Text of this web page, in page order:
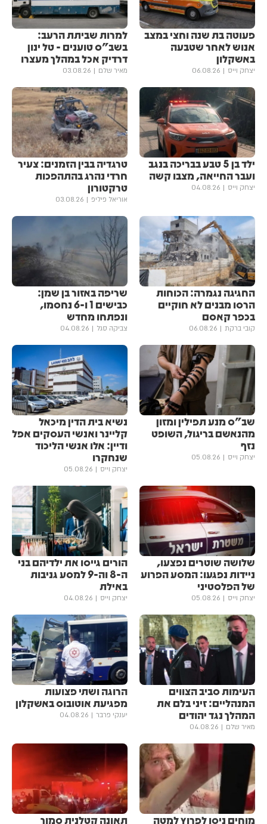
פעוטה בת שנה וחצי במצב
אנוש לאחר שטבעה
באשקלון
יצחק וייס 06.08.26
למרות שביתת הרעב:
בשב"ס טוענים - טל ינון
דרדיק אכל במהלך מעצרו
מאיר שלם 03.08.26
ילד בן 5 טבע בבריכה בנגב
ועבר החייאה, מצבו קשה
יצחק וייס 04.08.26
טרגדיה בבין הזמנים: צעיר
חרדי נהרג בהתהפכות
טרקטורון
אוריאל פיליפ 03.08.26
החגיגה נגמרה: הכוחות
הרסו מבנים לא חוקיים
בכפר קאסם
קובי ברקת 06.08.26
שריפה באזור בן שמן:
כבישים 1 ו-6 נחסמו,
ונפתחו מחדש
צביקה סגל 04.08.26
שב"ס מנע תפילין ומזון
מהנאשם בריגול, השופט
נזף
יצחק וייס 05.08.26
נשיא בית הדין מיכאל
קליינר ואנשי העסקים אפל
ודיין: אלו אנשי הליכוד
שנחקרו
יצחק וייס 05.08.26
שלושה שוטרים נפצעו,
ניידות נפגעו: המסע הפרוע
של הפלסטיני
יצחק וייס 05.08.26
הורים גייסו את ילדיהם בני
ה-8 וה-9 למסע גניבות
באילת
יצחק וייס 04.08.26
העימות סביב הצווים
המנהליים: זיני בלם את
המהלך נגד יהודים
מאיר שלם 04.08.26
הרוגה ושתי פצועות
מפגיעת אוטובוס באשקלון
יענקי פרבר 04.08.26
מוחים ניסו לפרוץ למטה תאונה קטלנית סמוך